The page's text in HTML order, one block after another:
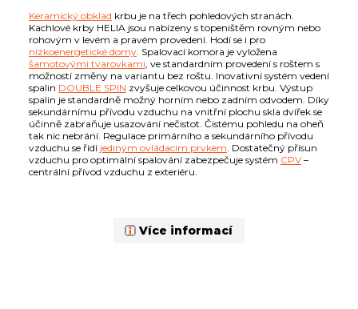
Keramický obklad krbu je na třech pohledových stranách.
Kachlové krby HELIA jsou nabízeny s topeništěm rovným nebo
rohovým v levém a pravém provedení. Hodí se i pro
nízkoenergetické domy. Spalovací komora je vyložena
šamotovými tvarovkami , ve standardním provedení s roštem s
možností změny na variantu bez roštu. Inovativní systém vedení
spalin DOUBLE SPIN zvyšuje celkovou účinnost krbu. Výstup
spalin je standardně možný horním nebo zadním odvodem. Díky
sekundárnímu přívodu vzduchu na vnitřní plochu skla dvířek se
účinně zabraňuje usazování nečistot. Čistému pohledu na oheň
tak nic nebrání. Regulace primárního a sekundárního přívodu
vzduchu se řídí jediným ovládacím prvkem . Dostatečný přísun
vzduchu pro optimální spalování zabezpečuje systém CPV–
centrální přívod vzduchu z exteriéru.
Více informací